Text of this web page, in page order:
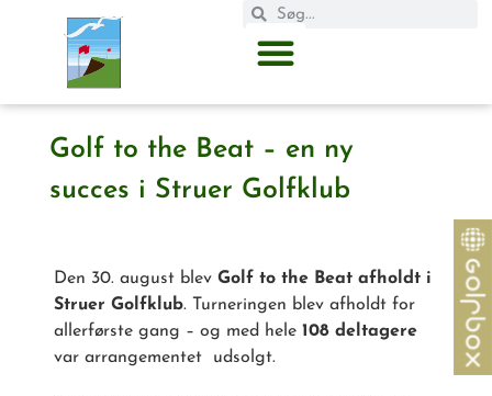
Golf to the Beat – en ny
succes i Struer Golfklub
Den 30. august blevGolf to the Beat afholdt i
Struer Golfklub. Turneringen blev afholdt for
allerførste gang – og med hele108 deltagere
var arrangementet udsolgt.